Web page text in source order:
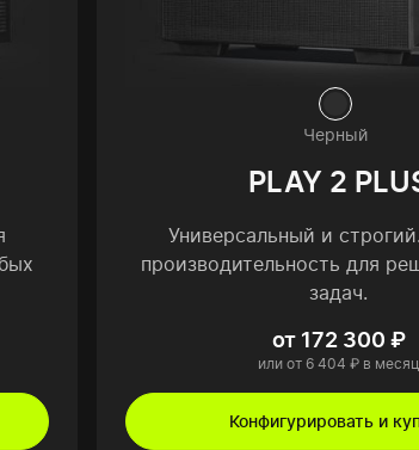
Черный
PLAY 2
Универсальный и
производительность для
задач.
от 172 300 ₽
или от 6 404 ₽ в месяц
Конфигурировать и